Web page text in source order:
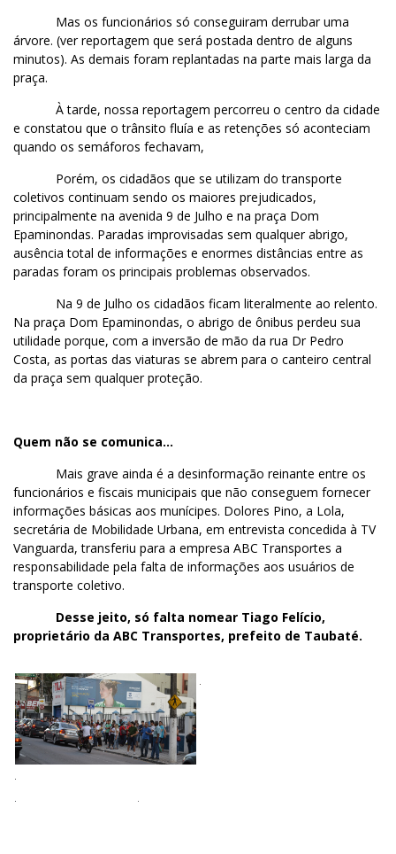
Mas os funcionários só conseguiram derrubar uma
árvore. (ver reportagem que será postada dentro de alguns
minutos). As demais foram replantadas na parte mais larga da
praça.
À tarde, nossa reportagem percorreu o centro da cidade
e constatou que o trânsito fluía e as retenções só aconteciam
quando os semáforos fechavam,
Porém, os cidadãos que se utilizam do transporte
coletivos continuam sendo os maiores prejudicados,
principalmente na avenida 9 de Julho e na praça Dom
Epaminondas. Paradas improvisadas sem qualquer abrigo,
ausência total de informações e enormes distâncias entre as
paradas foram os principais problemas observados.
Na 9 de Julho os cidadãos ficam literalmente ao relento.
Na praça Dom Epaminondas, o abrigo de ônibus perdeu sua
utilidade porque, com a inversão de mão da rua Dr Pedro
Costa, as portas das viaturas se abrem para o canteiro central
da praça sem qualquer proteção.
Quem não se comunica…
Mais grave ainda é a desinformação reinante entre os
funcionários e fiscais municipais que não conseguem fornecer
informações básicas aos munícipes. Dolores Pino, a Lola,
secretária de Mobilidade Urbana, em entrevista concedida à TV
Vanguarda, transferiu para a empresa ABC Transportes a
responsabilidade pela falta de informações aos usuários de
transporte coletivo.
Desse jeito, só falta nomear Tiago Felício,
proprietário da ABC Transportes, prefeito de Taubaté.